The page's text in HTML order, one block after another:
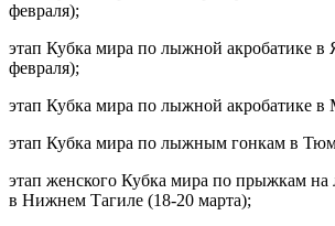
февраля);
этап Кубка мира по лыжной акробатике в
февраля);
этап Кубка мира по лыжной акробатике в
этап Кубка мира по лыжным гонкам в
этап женского Кубка мира по прыжкам
в Нижнем Тагиле (18-20 марта);